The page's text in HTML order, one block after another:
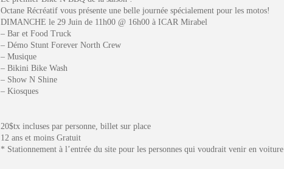
Octane Récréatif vous présente une belle journée spécialement pour les motos!
DIMANCHE le 29 Juin de 11h00 @ 16h00 à ICAR Mirabel
– Bar et Food Truck
– Démo Stunt Forever North Crew
– Musique
– Bikini Bike Wash
– Show N Shine
– Kiosques
20$tx incluses par personne, billet sur place
12 ans et moins Gratuit
* Stationnement à l’entrée du site pour les personnes qui voudrait venir en voiture